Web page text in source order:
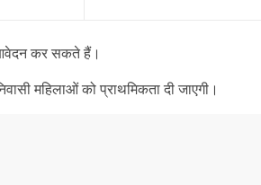
आवेदन कर सकते हैं।
महिलाओं को प्राथमिकता दी जाएगी।